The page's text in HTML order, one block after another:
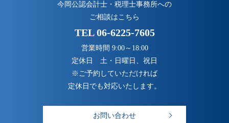
今岡公認会計士・税理士事務所への
ご相談はこちら
TEL06-6225-7605
営業時間 9:00～18:00
定休日 土・日曜日、祝日
※ご予約していただければ
定休日でも対応いたします。
お問い合わせ